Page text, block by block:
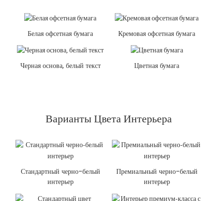
Белая офсетная бумага Кремовая офсетная бумага
Черная основа, белый текст Цветная бумага
Варианты Цвета Интерьера
Стандартный черно-белый
интерьер
Премиальный черно-белый
интерьер